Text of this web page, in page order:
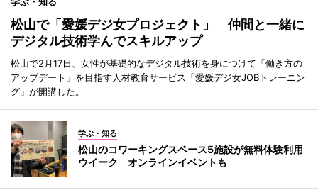
松山で「愛媛デジ女プロジェクト」 仲間と一緒に
デジタル技術学んでスキルアップ
松山で2月17日、女性が基礎的なデジタル技術を身につけて「働き方の
アップデート」を目指す人材教育サービス「愛媛デジ女JOBトレーニン
グ」が開講した。
学ぶ・知る
松山のコワーキングスペース5施設が無料体験利用
ウイーク オンラインイベントも